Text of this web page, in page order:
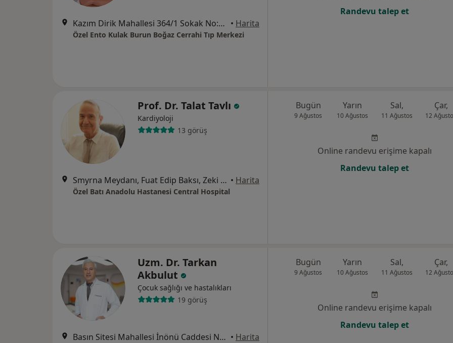
Kazım Dirik Mahallesi 364/1 Sokak No:36/A, Bornova • Harita
Özel Ento Kulak Burun Boğaz Cerrahi Tıp Merkezi
Randevu talep et
Prof. Dr. Talat Tavlı
Kardiyoloji
13 görüş
Smyrna Meydanı, Fuat Edip Baksı, Zeki Yavaş Sk. No: 2 D:2,, Bayraklı • Harita
Özel Batı Anadolu Hastanesi Central Hospital
Bugün
9 Ağustos
Yarın
10 Ağustos
Sal,
11 Ağustos
Çar,
12
Online randevu erişime kapalı
Randevu talep et
Uzm. Dr. Tarkan
Akbulut
Çocuk sağlığı ve hastalıkları
19 görüş
Basın Sitesi Mahallesi İnönü Caddesi No:471/A , İzmir, Karabağlar • Harita
Bugün
9 Ağustos
Yarın
10 Ağustos
Sal,
11 Ağustos
Çar,
12
Online randevu erişime kapalı
Randevu talep et